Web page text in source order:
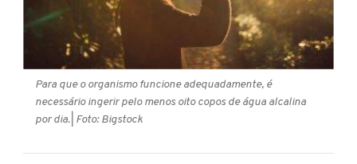
Para que o organismo funcione adequadamente, é
necessário ingerir pelo menos oito copos de água alcalina
por dia. | Foto: Bigstock